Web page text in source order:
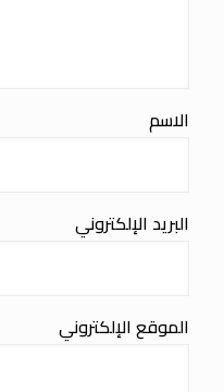
الاسم
البريد الإلكتروني
الموقع الإلكتروني